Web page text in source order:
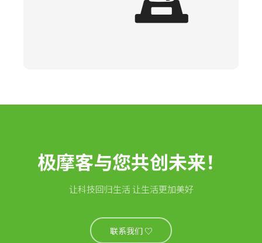
极摩客与您共创未来！
让科技回归生活 让生活更加美好
联系我们 ♡